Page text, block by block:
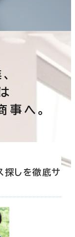
へ。
探しを徹底サ